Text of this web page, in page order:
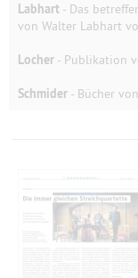
Labhart - Das
von Walter Labhart
Locher - Publikation
Schmider - Bücher